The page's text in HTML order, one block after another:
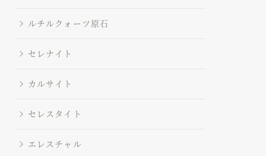
ルチルクォーツ原石
セレナイト
カルサイト
セレスタイト
エレスチャル